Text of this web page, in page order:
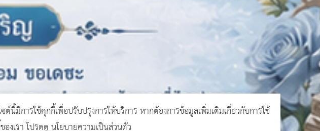
ซต์นี้มีการใช้คุกกี้เพื่อปรับปรุงการให้บริการ หากต้องการข้อมูลเพิ่มเติมเกี่ยวกับการใช้
องเรา โปรดดู นโยบายความเป็นส่วนตัว